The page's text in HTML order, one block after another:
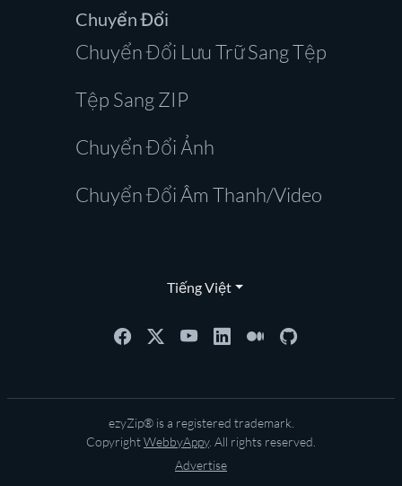
Chuyển Đổi
Chuyển Đổi Lưu Trữ Sang Tệp
Tệp Sang ZIP
Chuyển Đổi Ảnh
Chuyển Đổi Âm Thanh/Video
Tiếng Việt
ezyZip® is a registered trademark.
CopyrightWebbyAppy. All rights reserved.
Advertise